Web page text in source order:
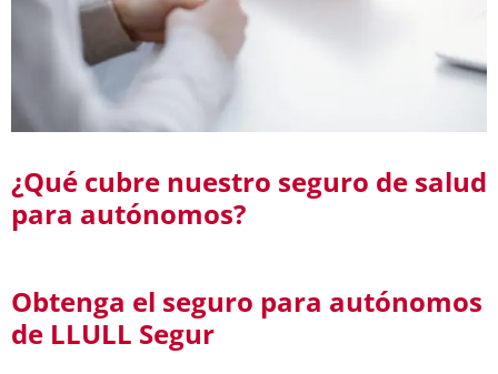
¿Qué cubre nuestro seguro de salud
para autónomos?
Obtenga el seguro para autónomos
de LLULL Segur